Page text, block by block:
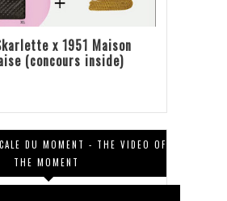
x 1951 Maison
(concours inside)
DU MOMENT - THE VIDEO OF
THE MOMENT